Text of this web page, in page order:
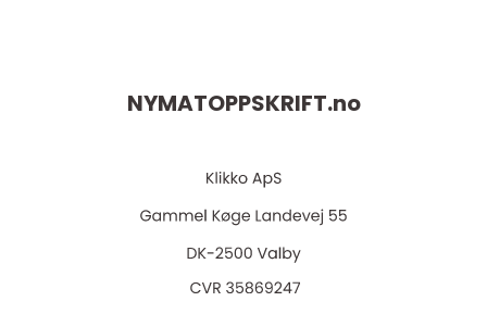
NYMATOPPSKRIFT.no